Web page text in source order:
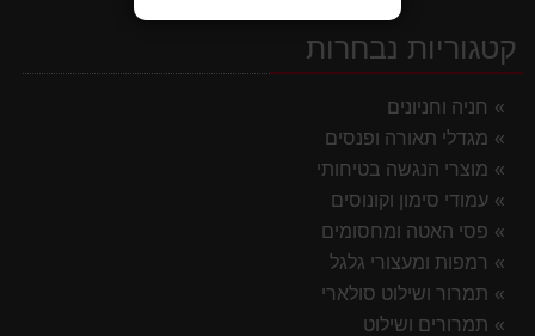
קטגוריות נבחרות
חניה וחניונים
מגדלי תאורה ופנסים
מוצרי הנגשה בטיחותי
עמודי סימון וקונוסים
פסי האטה ומחסומים
רמפות ומעצורי גלגל
תמרור ושילוט סולארי
תמרורים ושילוט